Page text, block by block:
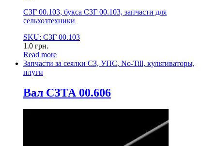
СЗГ 00.103, букса СЗГ 00.103, запчасти для
сельхозтехники
SKU: СЗГ 00.103
1.0 грн.
Read more
Запчасти за сеялки СЗ, УПС, No-Till, культиваторы,
плуги
Вал СЗТА 00.606